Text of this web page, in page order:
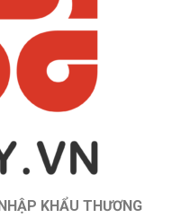
KHẨU THƯƠNG